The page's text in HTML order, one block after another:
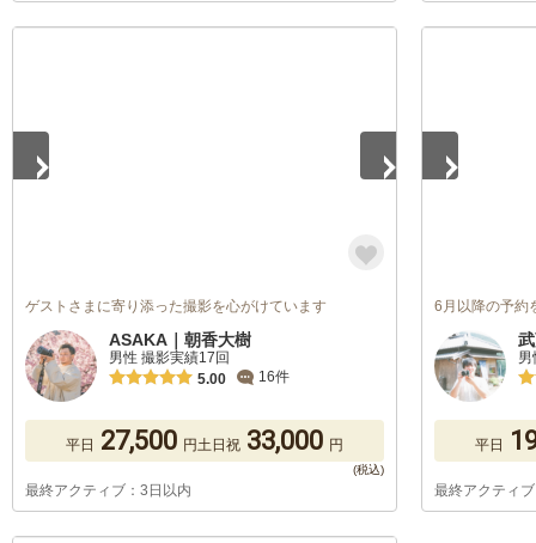
ゲストさまに寄り添った撮影を心がけています
ASAKA｜朝香大樹
男性 撮影実績17回
5.00
16件
平日 27,500 円土日祝 33,000 円
最終アクティブ：3日以内
6月以降の予約
平日
最終アクティ